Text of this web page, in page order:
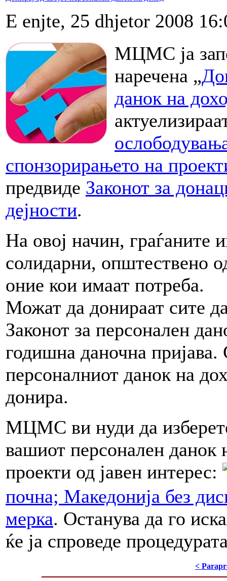
E enjte, 25 dhjetor 2008
МЦМС ја
наречена „
данок на
спонзорирањето на
предвиде Законот за
дејности.
На овој начин, граѓаните
солидарни, општествено
оние кои имаат потреба.
Можат да донираат сите
Законот за персонален
годишна даночна
персоналниот данок на
донира.
МЦМС ви нуди да
вашиот персонален данок
проекти од јавен интерес:
почна; Македонија без
мерка. Останува да го
ќе ја спроведе
<